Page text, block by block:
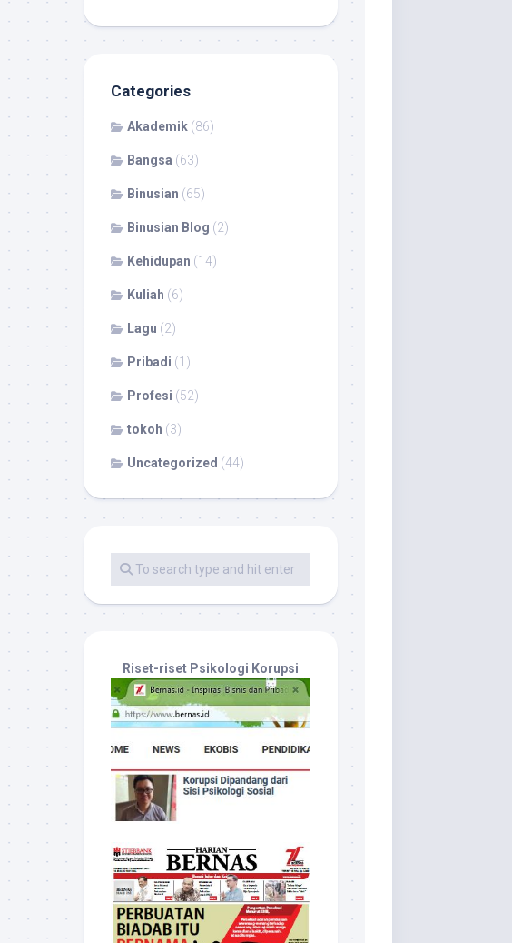
Categories
Akademik (86)
Bangsa (63)
Binusian (65)
Binusian Blog (2)
Kehidupan (14)
Kuliah (6)
Lagu (2)
Pribadi (1)
Profesi (52)
tokoh (3)
Uncategorized (44)
Riset-riset Psikologi Korupsi